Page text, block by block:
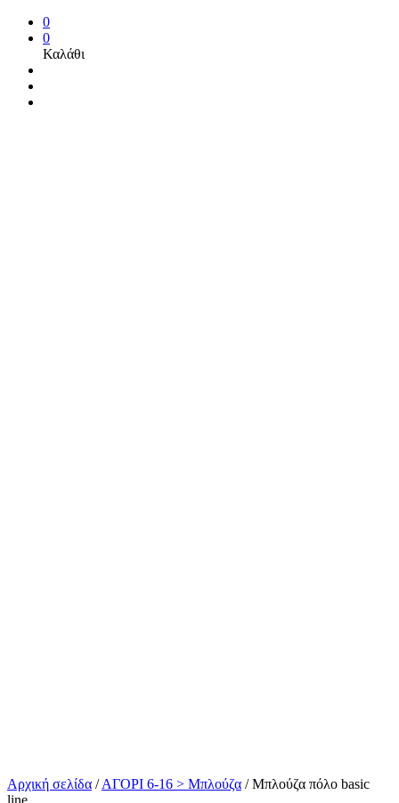
0
0
Καλάθι
Αρχική σελίδα / ΑΓΟΡΙ 6-16 > Μπλούζα /Μπλούζα πόλο basic
line